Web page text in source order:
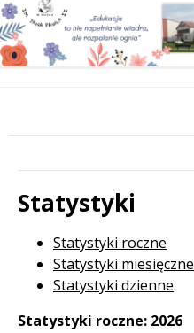
Statystyki
Statystyki roczne
Statystyki miesięczne
Statystyki dzienne
Statystyki roczne: 2026